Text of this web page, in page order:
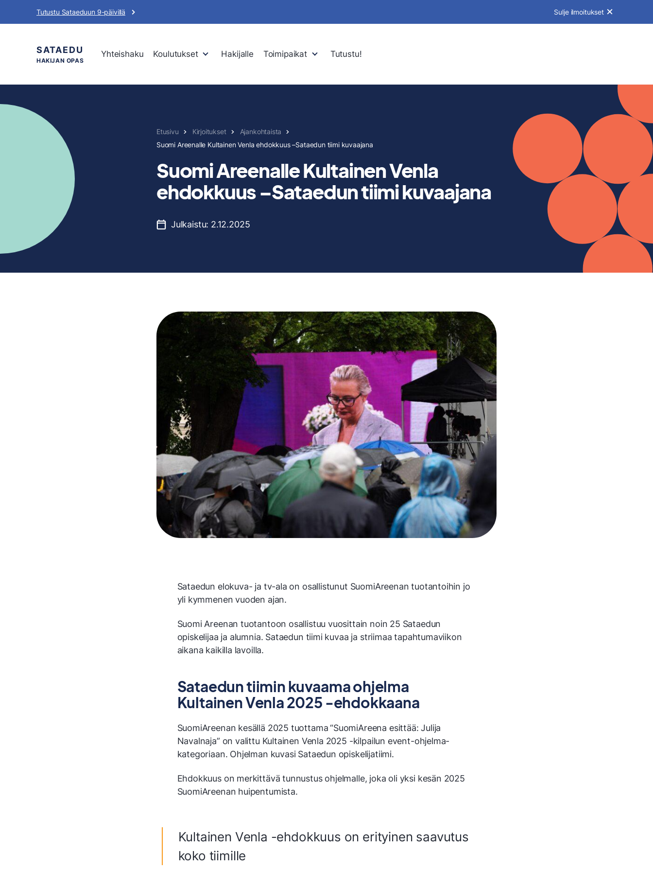
Tutustu Sataeduun 9-päivillä Sulje ilmoitukset
SATAEDU
HAKIJAN OPAS
Yhteishaku Koulutukset Hakijalle Toimipaikat Tutustu!
Etusivu Kirjoitukset
Ajankohtaista
Suomi Areenalle Kultainen Venla ehdokkuus –Sataedun tiimi kuvaajana
Suomi Areenalle Kultainen Venla
ehdokkuus –Sataedun tiimi kuvaajana
Julkaistu: 2.12.2025
Sataedun elokuva- ja tv-ala on osallistunut SuomiAreenan tuotantoihin jo
yli kymmenen vuoden ajan.
Suomi Areenan tuotantoon osallistuu vuosittain noin 25 Sataedun
opiskelijaa ja alumnia. Sataedun tiimi kuvaa ja striimaa tapahtumaviikon
aikana kaikilla lavoilla.
Sataedun tiimin kuvaama ohjelma
Kultainen Venla 2025 -ehdokkaana
SuomiAreenan kesällä 2025 tuottama “SuomiAreena esittää: Julija
Navalnaja” on valittu Kultainen Venla 2025 -kilpailun event-ohjelma-
kategoriaan. Ohjelman kuvasi Sataedun opiskelijatiimi.
Ehdokkuus on merkittävä tunnustus ohjelmalle, joka oli yksi kesän 2025
SuomiAreenan huipentumista.
Kultainen Venla -ehdokkuus on erityinen saavutus
koko tiimille